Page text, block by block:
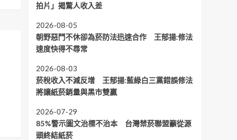
拍片」揭驚人收入差
2026-08-05
朝野惡鬥不休卻為菸防法迅速合作 王郁揚:修法
速度快得不尋常
2026-08-03
菸稅收入不減反增 王郁揚:藍綠白三黨錯誤修法
將讓紙菸銷量與黑市雙贏
2026-07-29
85%警示圖文治標不治本 台灣禁菸聯盟籲從源
頭終結紙菸